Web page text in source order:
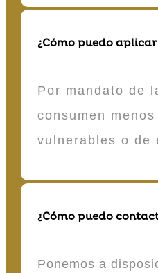
¿Cómo puedo
Por mandato de
consumen
vulnerables o de
¿Cómo puedo
Ponemos a